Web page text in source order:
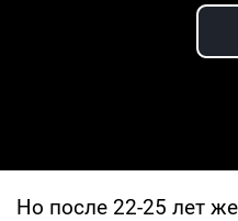
Но после 22-25 лет